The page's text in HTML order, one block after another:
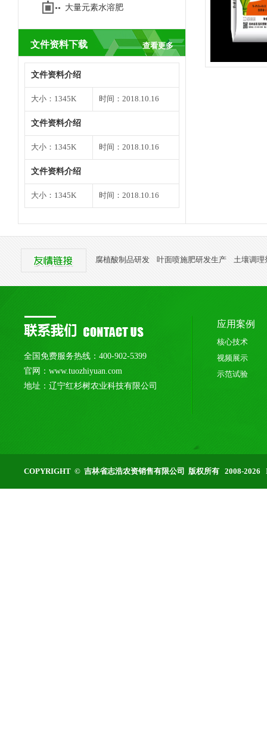
大量元素水溶肥
文件资料下载 查看更多
文件资料介绍
大小：1345K 时间：2018.10.16
文件资料介绍
大小：1345K 时间：2018.10.16
文件资料介绍
大小：1345K 时间：2018.10.16
腐植酸制品研发 叶面喷施肥研发生产 土壤调理
全国免费服务热线：400-902-5399
官网：www.tuozhiyuan.com
地址：辽宁红杉树农业科技有限公司
应用案例
核心技术
视频展示
示范试验
COPYRIGHT © 吉林省志浩农资销售有限公司 版权所有 2008-2026